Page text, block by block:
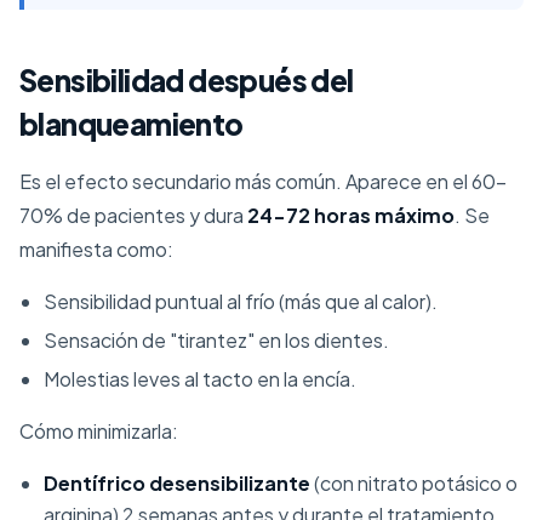
Sensibilidad después del
blanqueamiento
Es el efecto secundario más común. Aparece en el 60-
70% de pacientes y dura 24-72 horas máximo. Se
manifiesta como:
Sensibilidad puntual al frío (más que al calor).
Sensación de "tirantez" en los dientes.
Molestias leves al tacto en la encía.
Cómo minimizarla:
Dentífrico desensibilizante(con nitrato potásico o
arginina) 2 semanas antes y durante el tratamiento.